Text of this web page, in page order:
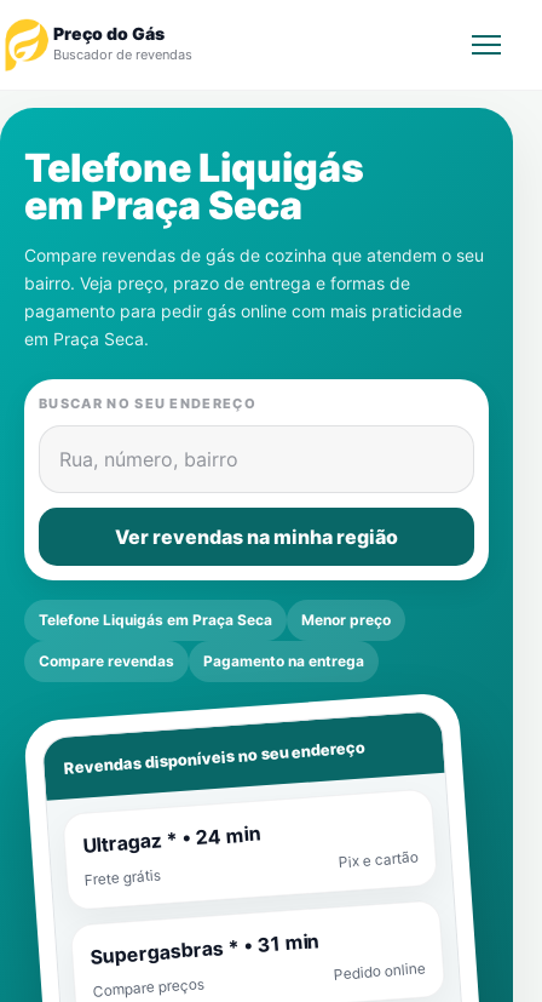
Preço do Gás
Buscador de revendas
Revendedor
Notícias
Cadastre-se
Gás
Contatos
Telefone Liquigás
em Praça Seca
Compare revendas de gás de cozinha que atendem o seu
bairro. Veja preço, prazo de entrega e formas de
pagamento para pedir gás online com mais praticidade
em Praça Seca.
BUSCAR NO SEU ENDEREÇO
Rua, número, bairro
Ver revendas na minha região
Telefone Liquigás em Praça Seca Menor preço
Compare revendas Pagamento na entrega
Revendas disponíveis no seu endereço
Ultragaz * • 24 min
Frete grátis
Pix e cartão
Supergasbras * • 31 min
Compare preços
Pedido online